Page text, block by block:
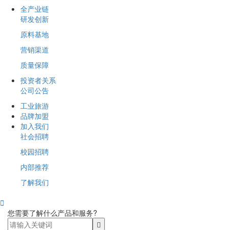
全产业链
研发创新
原料基地
营销渠道
质量保障
投资者关系
公司公告
工业旅游
品牌加盟
加入我们
社会招聘
校园招聘
内部推荐
了解我们

您需要了解什么产品和服务?